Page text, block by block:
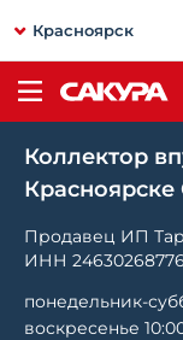
Красноярск
Коллектор
Красноярске
Продавец ИП
ИНН
понедельник-
воскресенье